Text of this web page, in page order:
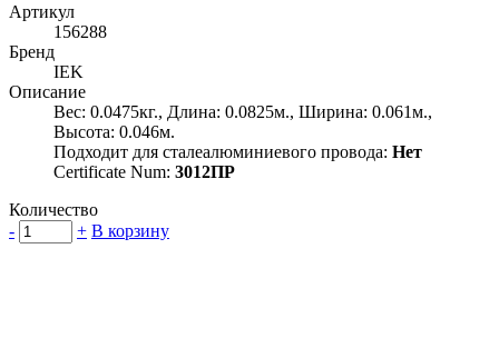
Артикул
156288
Бренд
IEK
Описание
Вес: 0.0475кг., Длина: 0.0825м., Ширина: 0.061м.,
Высота: 0.046м.
Подходит для сталеалюминиевого провода: Нет
Certificate Num: 3012ПР
Количество
-
+ В корзину